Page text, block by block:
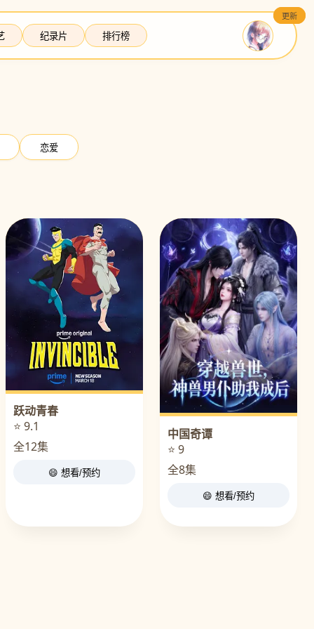
纪录片 排行榜
恋爱
更新
更新
跃动青春
⭐ 9.1
全12集
😄 想看/预约
中国奇谭
⭐ 9
全8集
😄 想看/预约